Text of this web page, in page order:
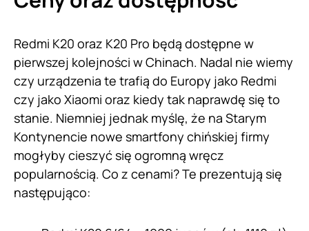
Redmi K20 oraz K20 Pro będą dostępne w
pierwszej kolejności w Chinach. Nadal nie wiemy
czy urządzenia te trafią do Europy jako Redmi
czy jako Xiaomi oraz kiedy tak naprawdę się to
stanie. Niemniej jednak myślę, że na Starym
Kontynencie nowe smartfony chińskiej firmy
mogłyby cieszyć się ogromną wręcz
popularnością. Co z cenami? Te prezentują się
następująco: